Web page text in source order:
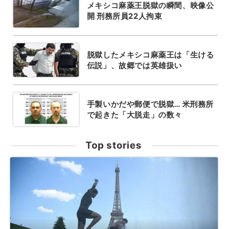
メキシコ麻薬王脱獄の瞬間、映像公
開 刑務所員22人拘束
脱獄したメキシコ麻薬王は「生ける
伝説」、故郷では英雄扱い
手製いかだや郵便で脱獄… 米刑務所
で起きた「大脱走」の数々
Top stories